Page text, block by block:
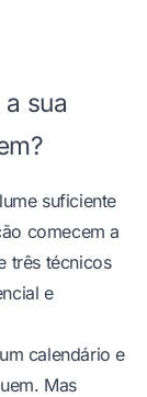
sua
suficiente
comecem a
três técnicos
e
calendário e
Mas